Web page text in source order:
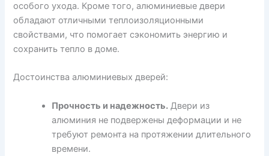
особого ухода. Кроме того, алюминиевые двери
обладают отличными теплоизоляционными
свойствами, что помогает сэкономить энергию и
сохранить тепло в доме.
Достоинства алюминиевых дверей:
Прочность и надежность. Двери из
алюминия не подвержены деформации и не
требуют ремонта на протяжении длительного
времени.